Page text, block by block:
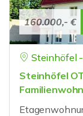
160.000,- €
Steinhöfel
Steinhöfel